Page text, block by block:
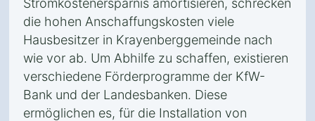
Stromkostenersparnis amortisieren, schrecken
die hohen Anschaffungskosten viele
Hausbesitzer in Krayenberggemeinde nach
wie vor ab. Um Abhilfe zu schaffen, existieren
verschiedene Förderprogramme der KfW-
Bank und der Landesbanken. Diese
ermöglichen es, für die Installation von